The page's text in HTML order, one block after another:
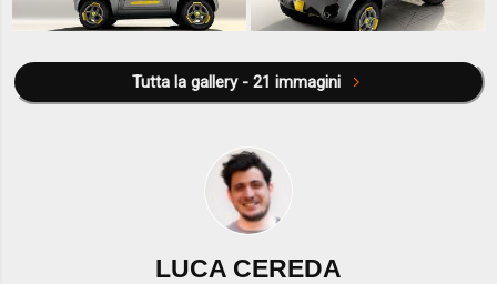
Tutta la gallery - 21 immagini
LUCA CEREDA